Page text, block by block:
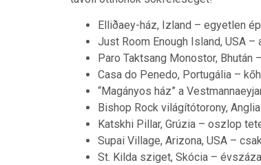
Elliðaey-ház, Izland – egyetlen
Just Room Enough Island, USA
Paro Taktsang Monostor,
Casa do Penedo, Portugália –
“Magányos ház” a
Bishop Rock világítótorony,
Katskhi Pillar, Grúzia – oszlop
Supai Village, Arizona, USA –
St. Kilda sziget, Skócia –